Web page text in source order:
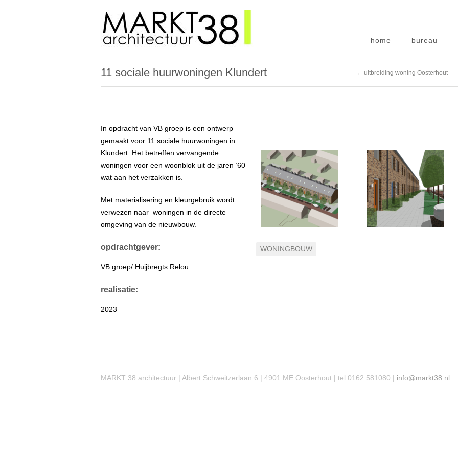
home bureau
11 sociale huurwoningen Klundert ← uitbreiding woning Oosterhout
In opdracht van VB groep is een ontwerp
gemaakt voor 11 sociale huurwoningen in
Klundert. Het betreffen vervangende
woningen voor een woonblok uit de jaren ’60
wat aan het verzakken is.
Met materialisering en kleurgebruik wordt
verwezen naar woningen in de directe
omgeving van de nieuwbouw.
opdrachtgever:
VB groep/ Huijbregts Relou
realisatie:
2023
WONINGBOUW
MARKT 38 architectuur | Albert Schweitzerlaan 6 | 4901 ME Oosterhout | tel 0162 581080 | info@markt38.nl